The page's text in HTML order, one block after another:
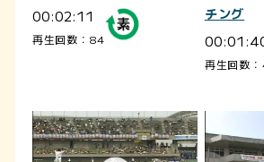
00:02:11
再生回数：84
チング
再生回数